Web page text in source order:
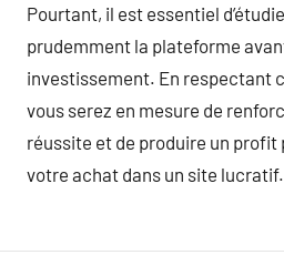
Pourtant, il est essentiel
prudemment la plateforme
investissement. En respectant
vous serez en mesure de
réussite et de produire un profit
votre achat dans un site lucratif.